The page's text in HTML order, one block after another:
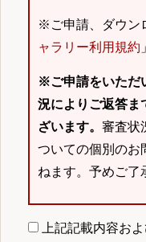
※ご申請、ダウン
ャラリー利用規約
※ご申請をいただ
況によりご返答ま
ざいます。 審査状
ついての個別のお
ねます。予めご了
上記記載内容お